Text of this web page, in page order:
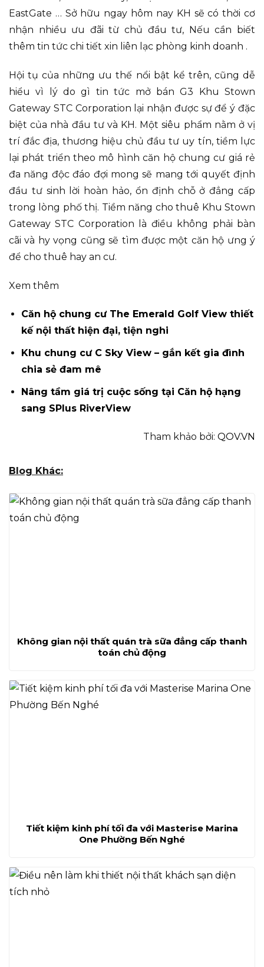
EastGate … Sở hữu ngay hôm nay KH sẽ có thời cơ
nhận nhiều ưu đãi từ chủ đầu tư, Nếu cần biết
thêm tin tức chi tiết xin liên lạc phòng kinh doanh .
Hội tụ của những ưu thế nổi bật kể trên, cũng dễ
hiểu vì lý do gì tin tức mở bán G3 Khu Stown
Gateway STC Corporation lại nhận được sự để ý đặc
biệt của nhà đầu tư và KH. Một siêu phẩm nằm ở vị
trí đắc địa, thương hiệu chủ đầu tư uy tín, tiềm lực
lại phát triển theo mô hình căn hộ chung cư giá rẻ
đa năng độc đáo đợi mong sẽ mang tới quyết định
đầu tư sinh lời hoàn hảo, ổn định chỗ ở đẳng cấp
trong lòng phố thị. Tiềm năng cho thuê Khu Stown
Gateway STC Corporation là điều không phải bàn
cãi và hy vọng cũng sẽ tìm được một căn hộ ưng ý
để cho thuê hay an cư.
Xem thêm
Căn hộ chung cư The Emerald Golf View thiết
kế nội thất hiện đại, tiện nghi
Khu chung cư C Sky View – gắn kết gia đình
chia sẻ đam mê
Nâng tầm giá trị cuộc sống tại Căn hộ hạng
sang SPlus RiverView
Tham khảo bởi: QOV.VN
Blog Khác:
Không gian nội thất quán trà sữa đẳng cấp thanh
toán chủ động
Tiết kiệm kinh phí tối đa với Masterise Marina
One Phường Bến Nghé